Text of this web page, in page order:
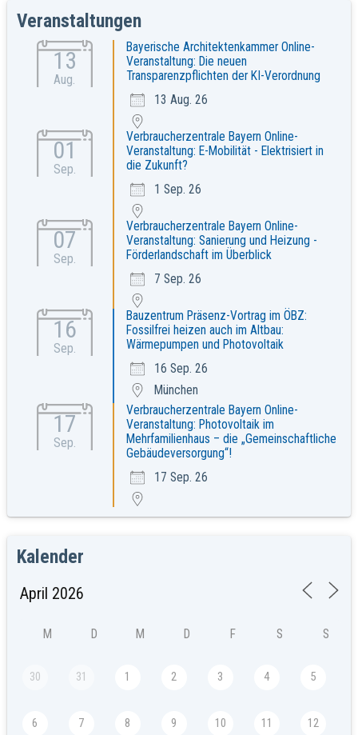
Veranstaltungen
13
Aug.
Bayerische Architektenkammer Online-
Veranstaltung: Die neuen
Transparenzpflichten der KI-Verordnung
13 Aug. 26
01
Sep.
Verbraucherzentrale Bayern Online-
Veranstaltung: E-Mobilität - Elektrisiert in
die Zukunft?
1 Sep. 26
07
Sep.
Verbraucherzentrale Bayern Online-
Veranstaltung: Sanierung und Heizung -
Förderlandschaft im Überblick
7 Sep. 26
16
Sep.
Bauzentrum Präsenz-Vortrag im ÖBZ:
Fossilfrei heizen auch im Altbau:
Wärmepumpen und Photovoltaik
16 Sep. 26
München
17
Sep.
Verbraucherzentrale Bayern Online-
Veranstaltung: Photovoltaik im
Mehrfamilienhaus – die „Gemeinschaftliche
Gebäudeversorgung“!
17 Sep. 26
Kalender
M D M D F S S
30 31 1 2 3 4 5
6 7 8 9 10 11 12